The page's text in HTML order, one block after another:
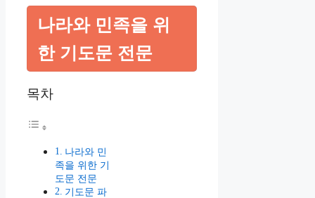
나라와 민족을 위
한 기도문 전문
목차
나라와 민
족을 위한 기
도문 전문
기도문 파